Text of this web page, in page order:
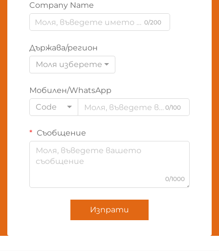
Company Name
0/200
Държава/регион
Моля изберете
Мобилен/WhatsApp
Code
0/100
Съобщение
0/1000
Изпрати